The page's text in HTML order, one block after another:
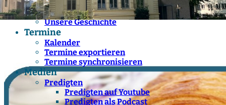
Gottesdienste
Gemeindeleben
Unsere Geschichte
Termine
Kalender
Termine exportieren
Termine synchronisieren
Medien
Predigten
Predigten auf Youtube
Predigten als Podcast